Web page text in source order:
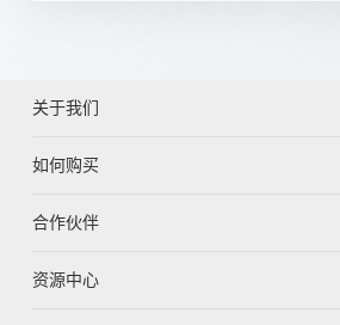
关于我们
如何购买
合作伙伴
资源中心